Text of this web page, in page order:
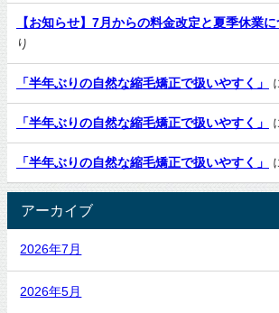
【お知らせ】7月からの料金改定と夏季休業に
り
「半年ぶりの自然な縮毛矯正で扱いやすく」
「半年ぶりの自然な縮毛矯正で扱いやすく」
「半年ぶりの自然な縮毛矯正で扱いやすく」
アーカイブ
2026年7月
2026年5月